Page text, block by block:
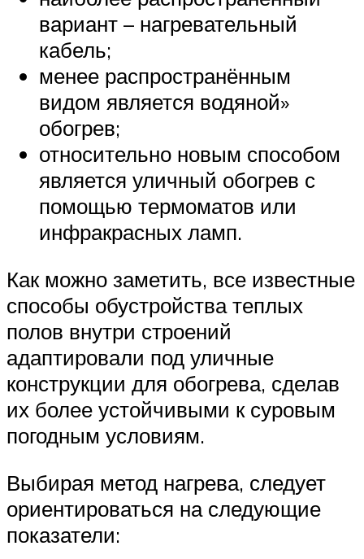
вариант – нагревательный
кабель;
менее распространённым
видом является водяной»
обогрев;
относительно новым способом
является уличный обогрев с
помощью термоматов или
инфракрасных ламп.
Как можно заметить, все известные
способы обустройства теплых
полов внутри строений
адаптировали под уличные
конструкции для обогрева, сделав
их более устойчивыми к суровым
погодным условиям.
Выбирая метод нагрева, следует
ориентироваться на следующие
показатели: